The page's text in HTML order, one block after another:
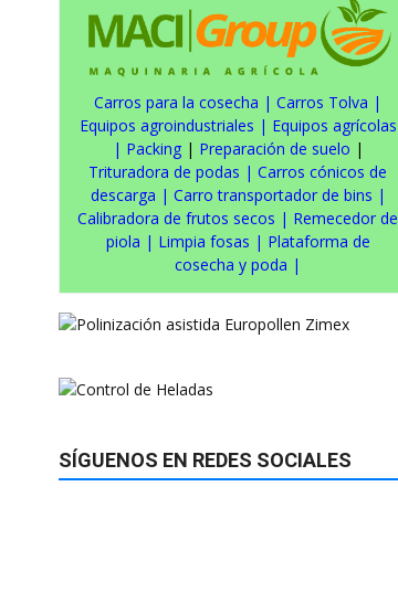
Carros para la cosecha | Carros Tolva |
Equipos agroindustriales | Equipos agrícolas
| Packing| Preparación de suelo |
Trituradora de podas | Carros cónicos de
descarga | Carro transportador de bins |
Calibradora de frutos secos | Remecedor de
piola | Limpia fosas | Plataforma de
cosecha y poda |
SÍGUENOS EN REDES SOCIALES